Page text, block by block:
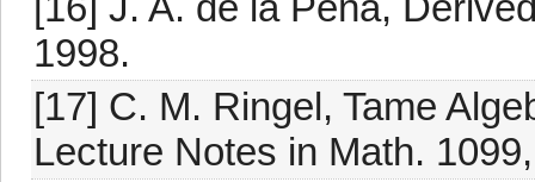
1998.
[17] C. M. Ringel, Tame
Lecture Notes in Math.